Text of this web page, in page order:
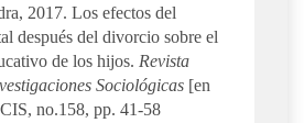
2017. Los efectos del
después del divorcio sobre el
de los hijos. Revista
Sociológicas [en
no.158, pp. 41-58